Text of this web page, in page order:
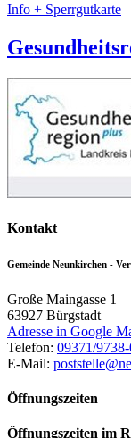
Info + Sperrgutkarte
Kontakt
Gemeinde Neunkirchen -
Große Maingasse 1
63927 Bürgstadt
Adresse in Google
Telefon: 09371/
E-Mail:
Öffnungszeiten
Öffnungszeiten im